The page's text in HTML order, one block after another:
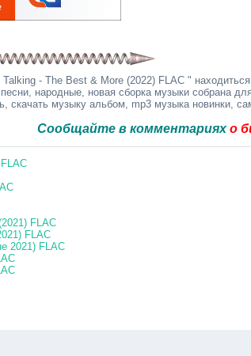
- The Best & More (2022) FLAC "
народные, новая сборка музыки собрана
скачать музыку альбом, mp3 музыка новинки,
в комментарияхо битых
FLAC
FLAC
2021) FLAC